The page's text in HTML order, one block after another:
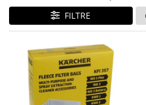
Curatenie si intretinere
Decoratiuni
Hobby-uri creative
Iluminat & Electrice
Jaluzele
Kit-uri automatizari porti si usi
FILTRE